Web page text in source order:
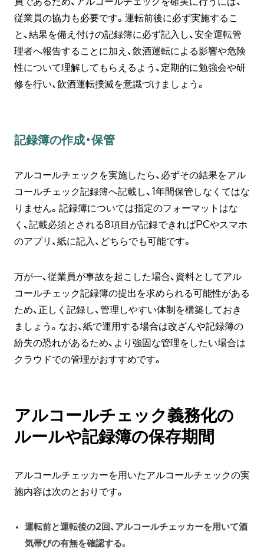
従業員の協力も必要です。運転前後に必ず実施するこ
と、結果を備え付けの記録簿に必ず記入し、安全運転管
理者へ報告することに加え、飲酒運転による影響や危険
性について理解してもらえるよう、定期的に勉強会や研
修を行い、飲酒運転撲滅を意識づけましょう。
記録簿の作成・保管
アルコールチェックを実施したら、必ずその結果をアル
コールチェック記録簿へ記載し、1年間保管しなくてはな
りません。記録簿については指定のフォーマットはな
く、記載必須とされる8項目が記録できればPCやスマホ
のアプリ、紙に記入、どちらでも可能です。
万が一、従業員が事故を起こした場合、資料としてアル
コールチェック記録簿の提出を求められる可能性がある
ため、正しく記録し、管理しやすい体制を構築しておき
ましょう。なお、紙で運用する場合は改ざんや記録簿の
紛失の恐れがあるため、より強固な管理をしたい場合は
クラウドでの管理がおすすめです。
アルコールチェック義務化の
ルールや記録簿の保存期間
アルコールチェッカーを用いたアルコールチェックの実
施内容は次のとおりです。
運転前と運転後の2回 、アルコールチェッカーを用いて酒
気帯びの有無を確認する。